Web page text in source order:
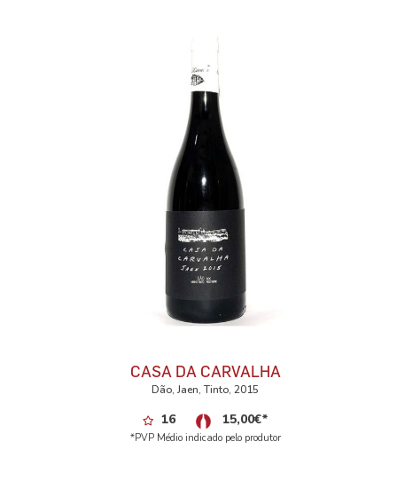
CASA DA CARVALHA
Dão, Jaen, Tinto, 2015
16 15,00€*
*PVP Médio indicado pelo produtor